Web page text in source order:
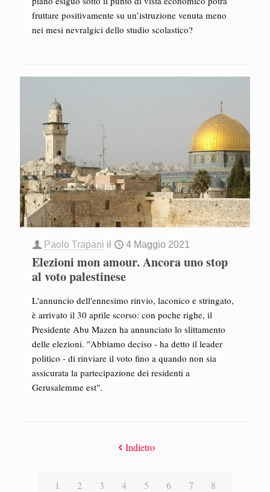
fruttare positivamente su un’istruzione venuta meno
nei mesi nevralgici dello studio scolastico?
Paolo Trapani il 4 Maggio 2021
Elezioni mon amour. Ancora uno stop
al voto palestinese
L'annuncio dell'ennesimo rinvio, laconico e stringato,
è arrivato il 30 aprile scorso: con poche righe, il
Presidente Abu Mazen ha annunciato lo slittamento
delle elezioni. "Abbiamo deciso - ha detto il leader
politico - di rinviare il voto fino a quando non sia
assicurata la partecipazione dei residenti a
Gerusalemme est".
Indietro
1 2 3 4 5 6 7
8